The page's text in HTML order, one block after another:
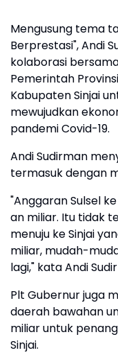
Mengusung tema
Berprestasi", Andi
kolaborasi
Pemerintah
Kabupaten Sinjai
mewujudkan
pandemi Covid-19.
Andi Sudirman
termasuk dengan
"Anggaran Sulsel
an miliar. Itu tidak
menuju ke Sinjai
miliar, mudah-
lagi," kata Andi
Plt Gubernur juga
daerah bawahan
miliar untuk
Sinjai.